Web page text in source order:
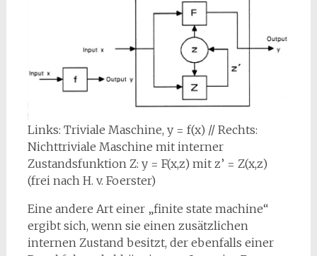
Links: Triviale Maschine, y = f(x) // Rechts:
Nichttriviale Maschine mit interner
Zustandsfunktion Z: y = F(x,z) mit z’ = Z(x,z)
(frei nach H. v. Foerster)
Eine andere Art einer „finite state machine“
ergibt sich, wenn sie einen zusätzlichen
internen Zustand besitzt, der ebenfalls einer